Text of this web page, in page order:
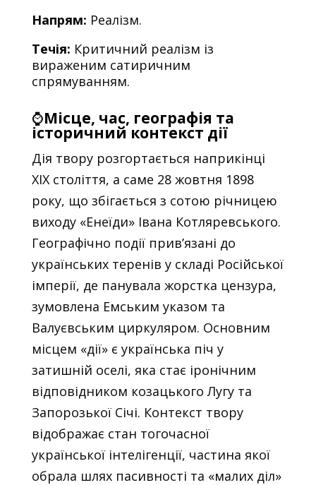
Напрям: Реалізм.
Течія: Критичний реалізм із
вираженим сатиричним
спрямуванням.
⌚Місце, час, географія та
історичний контекст дії
Дія твору розгортається наприкінці
XIX століття, а саме 28 жовтня 1898
року, що збігається з сотою річницею
виходу «Енеїди» Івана Котляревського.
Географічно події прив’язані до
українських теренів у складі Російської
імперії, де панувала жорстка цензура,
зумовлена Емським указом та
Валуєвським циркуляром. Основним
місцем «дії» є українська піч у
затишній оселі, яка стає іронічним
відповідником козацького Лугу та
Запорозької Січі. Контекст твору
відображає стан тогочасної
української інтелігенції, частина якої
обрала шлях пасивності та «малих діл»